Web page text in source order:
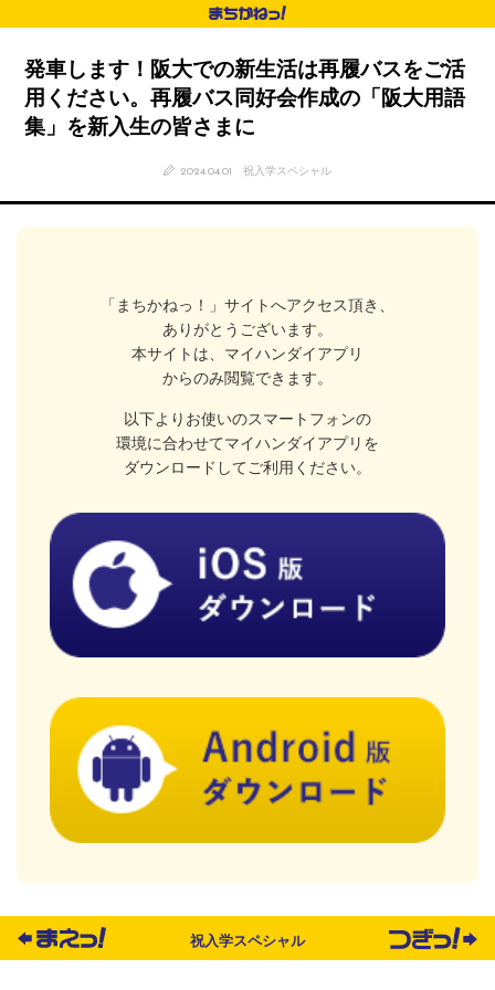
発車します！阪大での新生活は再履バスをご活
用ください。再履バス同好会作成の「阪大用語
集」を新入生の皆さまに
2024.04.01 祝入学スペシャル
「まちかねっ！」サイトへアクセス頂き、
ありがとうございます。
本サイトは、マイハンダイアプリ
からのみ閲覧できます。
以下よりお使いのスマートフォンの
環境に合わせてマイハンダイアプリを
ダウンロードしてご利用ください。
祝入学スペシャル